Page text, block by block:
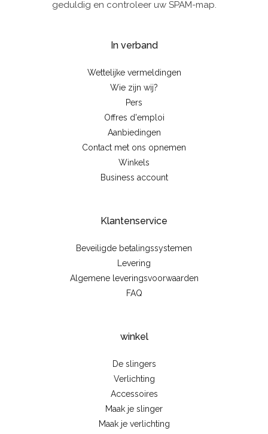
geduldig en controleer uw SPAM-map.
In verband
Wettelijke vermeldingen
Wie zijn wij?
Pers
Offres d'emploi
Aanbiedingen
Contact met ons opnemen
Winkels
Business account
Klantenservice
Beveiligde betalingssystemen
Levering
Algemene leveringsvoorwaarden
FAQ
winkel
De slingers
Verlichting
Accessoires
Maak je slinger
Maak je verlichting